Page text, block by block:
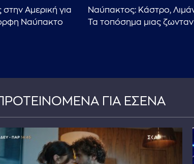
Αμερική για
Ναύπακτο
Ναύπακτος: Κάστρο,
Τα τοπόσημα μιας
ΓΙΑ ΕΣΕΝΑ